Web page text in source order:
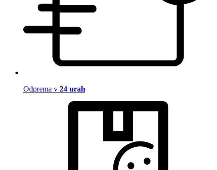
Odprema v 24 urah